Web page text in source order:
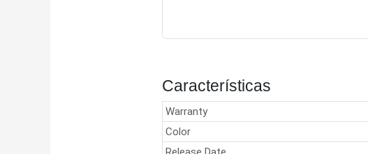
Características
Warranty
Color